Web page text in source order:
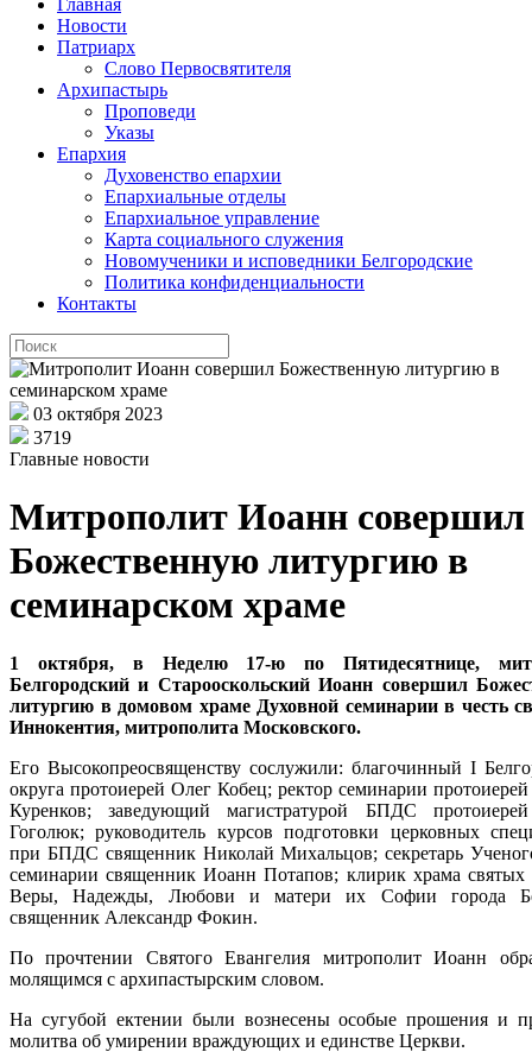
Главная
Новости
Патриарх
Слово Первосвятителя
Архипастырь
Проповеди
Указы
Епархия
Духовенство епархии
Епархиальные отделы
Епархиальное управление
Карта социального служения
Новомученики и исповедники Белгородские
Политика конфиденциальности
Контакты
03 октября 2023
3719
Главные новости
Митрополит Иоанн совершил
Божественную литургию в
семинарском храме
1 октября, в Неделю 17-ю по Пятидесятнице,
Белгородский и Старооскольский Иоанн совершил
литургию в домовом храме Духовной семинарии в честь
Иннокентия, митрополита Московского.
Его Высокопреосвященству сослужили: благочинный I
округа протоиерей Олег Кобец; ректор семинарии
Куренков; заведующий магистратурой БПДС
Гоголюк;руководитель курсов подготовки церковных
при БПДС священник Николай Михальцов; секретарь
семинарии священник Иоанн Потапов; клирик храма святых
Веры, Надежды, Любови и матери их Софии города
священник Александр Фокин.
По прочтении Святого Евангелия митрополит Иоанн
молящимся с архипастырским словом.
На сугубой ектении были вознесены особые прошения и
молитва об умирении враждующих и единстве Церкви.